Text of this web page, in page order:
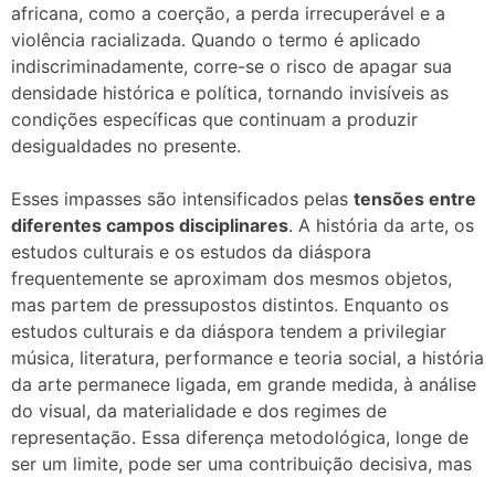
africana, como a coerção, a perda irrecuperável e a
violência racializada. Quando o termo é aplicado
indiscriminadamente, corre-se o risco de apagar sua
densidade histórica e política, tornando invisíveis as
condições específicas que continuam a produzir
desigualdades no presente.
Esses impasses são intensificados pelas tensões entre
diferentes campos disciplinares. A história da arte, os
estudos culturais e os estudos da diáspora
frequentemente se aproximam dos mesmos objetos,
mas partem de pressupostos distintos. Enquanto os
estudos culturais e da diáspora tendem a privilegiar
música, literatura, performance e teoria social, a história
da arte permanece ligada, em grande medida, à análise
do visual, da materialidade e dos regimes de
representação. Essa diferença metodológica, longe de
ser um limite, pode ser uma contribuição decisiva, mas